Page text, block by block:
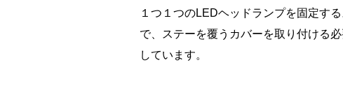
１つ１つのLEDヘッドランプを固定す
で、ステーを覆うカバーを取り付ける
しています。